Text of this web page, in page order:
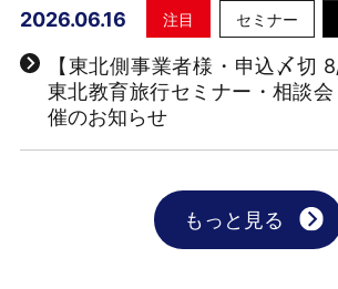
【東北側事業者様・申込〆切
東北教育旅行セミナー・相談
催のお知らせ
2026.06.16 注目 セミナー
もっと見る